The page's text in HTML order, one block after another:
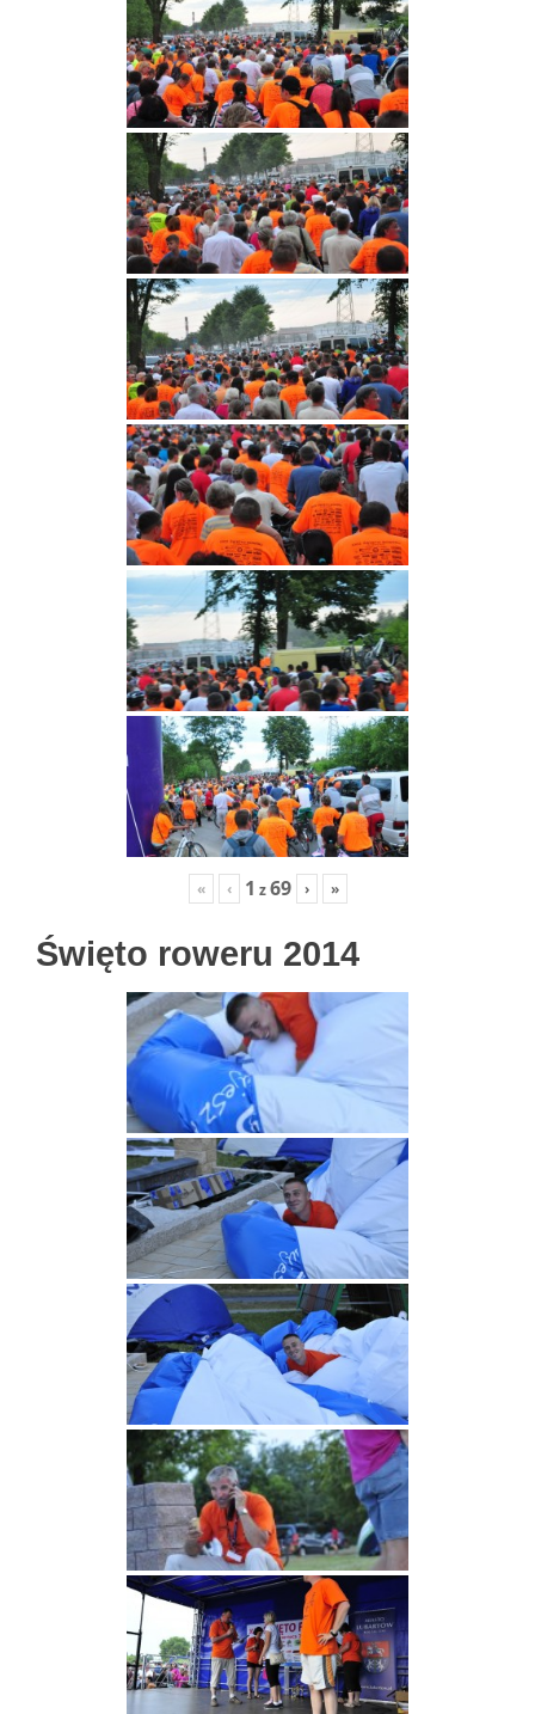
« ‹ 1 z69 › »
Święto roweru 2014